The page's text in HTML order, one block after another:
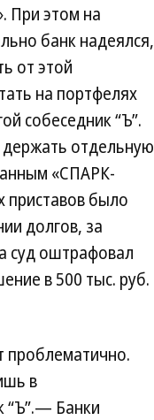
При этом на
банк надеялся,
от этой
на портфелях
собеседник “Ъ”.
отдельную
«СПАРК-
было
долгов, за
суд оштрафовал
в 500 тыс. руб.
проблематично.
в
“Ъ”.— Банки